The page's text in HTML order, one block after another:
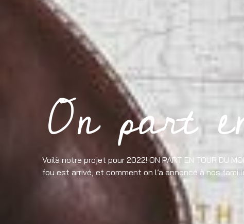
On part
Voilà notre projet pour 2022! ON PART EN TOUR DU
fou est arrivé, et comment on l’a annoncé à nos